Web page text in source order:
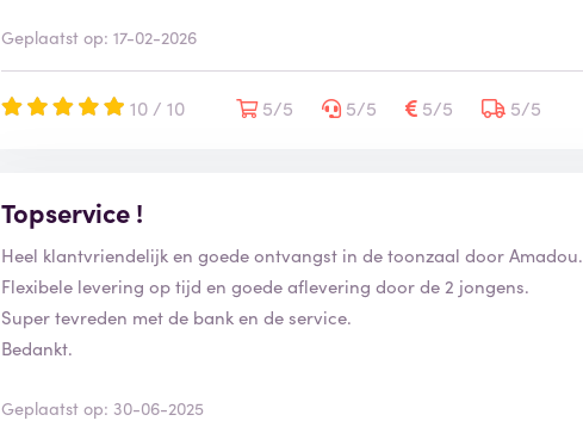
Geplaatst op: 17-02-2026
10 / 10 5/5 5/5 5/5 5/5
Topservice !
Heel klantvriendelijk en goede ontvangst in de toonzaal door Amadou.
Flexibele levering op tijd en goede aflevering door de 2 jongens.
Super tevreden met de bank en de service.
Bedankt.
Geplaatst op: 30-06-2025